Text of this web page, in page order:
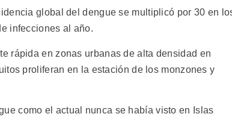
global del dengue se multiplicó por 30 en
infecciones al año.
rápida en zonas urbanas de alta densidad en
proliferan en la estación de los monzones y
como el actual nunca se había visto en Islas